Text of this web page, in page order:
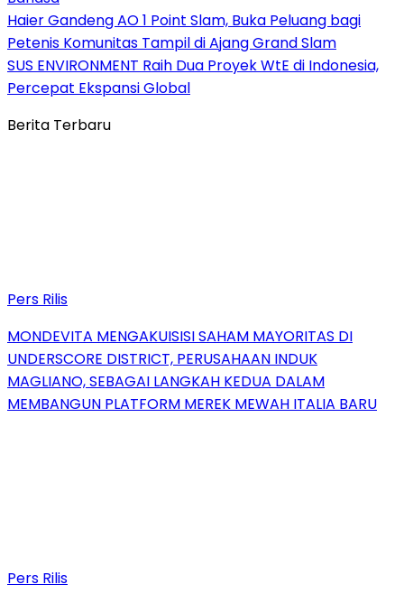
Haier Gandeng AO 1 Point Slam, Buka Peluang bagi
Petenis Komunitas Tampil di Ajang Grand Slam
SUS ENVIRONMENT Raih Dua Proyek WtE di Indonesia,
Percepat Ekspansi Global
Berita Terbaru
Pers Rilis
MONDEVITA MENGAKUISISI SAHAM MAYORITAS DI
UNDERSCORE DISTRICT, PERUSAHAAN INDUK
MAGLIANO, SEBAGAI LANGKAH KEDUA DALAM
MEMBANGUN PLATFORM MEREK MEWAH ITALIA BARU
Pers Rilis